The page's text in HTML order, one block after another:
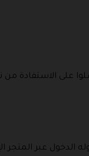
على
عبر المتجر